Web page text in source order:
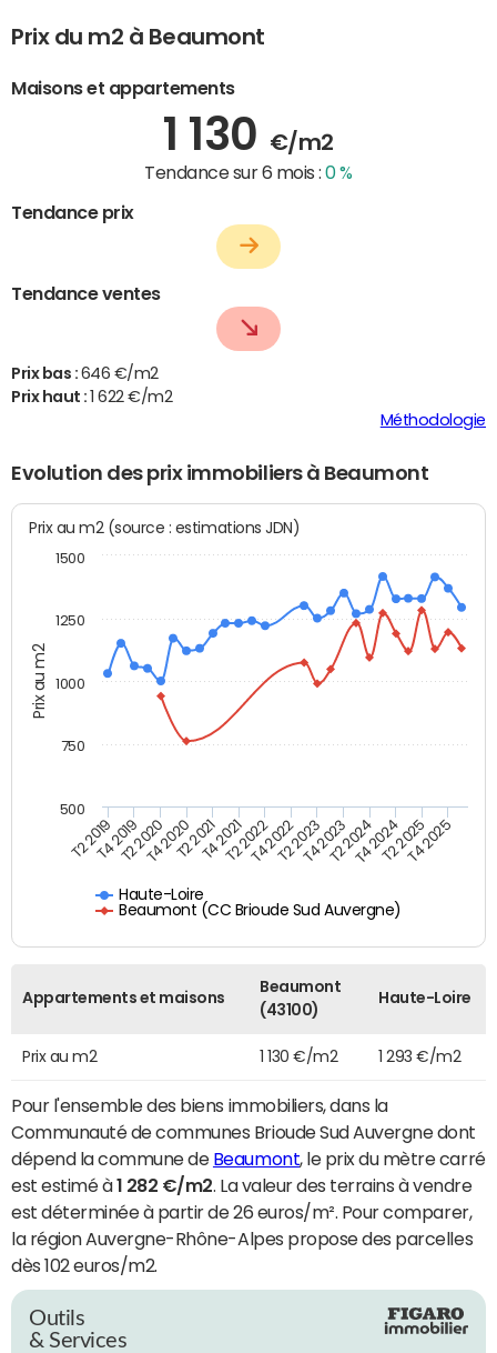
Prix du m2 à Beaumont
Maisons et appartements
1 130 €/m2
Tendance sur 6 mois :0 %
Tendance prix
Tendance ventes
Prix bas : 646 €/m2
Prix haut :
1 622 €/m2
Méthodologie
Evolution des prix immobiliers à Beaumont
Prix au m2
Prix au m2 (source : estimations JDN)
Haute-Loire
Beaumont (CC Brioude Sud Auvergne)
T2 2019T4 2019T2 2020T4 2020T2 2021T4 2021T2 2022T4 2022T2 2023T4 2023T2 2024T4 2024T2 2025T4 2025
1000
500
750
1250
1500
Appartements et maisons
Beaumont
(43100)
Haute-Loire
Prix au m2 1 130 €/m2 1 293 €/m2
Pour l'ensemble des biens immobiliers, dans la
Communauté de communes Brioude Sud Auvergne dont
dépend la commune de Beaumont, le prix du mètre carré
est estimé à1 282 €/m2 . La valeur des terrains à vendre
est déterminée à partir de 26 euros/m². Pour comparer,
la région Auvergne-Rhône-Alpes propose des parcelles
dès 102 euros/m2.
Outils
& Services